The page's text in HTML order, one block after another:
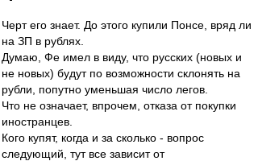
Черт его знает. До этого купили Понсе, вряд ли
на ЗП в рублях.
Думаю, Фе имел в виду, что русских (новых и
не новых) будут по возможности склонять на
рубли, попутно уменьшая число легов.
Что не означает, впрочем, отказа от покупки
иностранцев.
Кого купят, когда и за сколько - вопрос
следующий, тут все зависит от